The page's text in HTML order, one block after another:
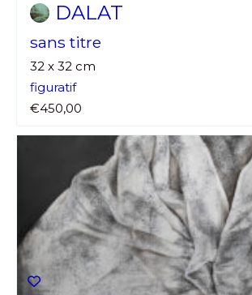
Adresse email*
Prénom
Statut / Organisation
Adresse email*
Nom
DALAT
sans titre
32 x 32 cm
figuratif
€450,00